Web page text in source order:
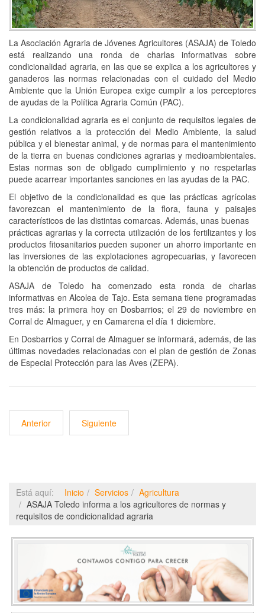
La Asociación Agraria de Jóvenes Agricultores (ASAJA) de Toledo
está realizando una ronda de charlas informativas sobre
condicionalidad agraria, en las que se explica a los agricultores y
ganaderos las normas relacionadas con el cuidado del Medio
Ambiente que la Unión Europea exige cumplir a los perceptores
de ayudas de la Política Agraria Común (PAC).
La condicionalidad agraria es el conjunto de requisitos legales de
gestión relativos a la protección del Medio Ambiente, la salud
pública y el bienestar animal, y de normas para el mantenimiento
de la tierra en buenas condiciones agrarias y medioambientales.
Estas normas son de obligado cumplimiento y no respetarlas
puede acarrear importantes sanciones en las ayudas de la PAC.
El objetivo de la condicionalidad es que las prácticas agrícolas
favorezcan el mantenimiento de la flora, fauna y paisajes
característicos de las distintas comarcas. Además, unas buenas
prácticas agrarias y la correcta utilización de los fertilizantes y los
productos fitosanitarios pueden suponer un ahorro importante en
las inversiones de las explotaciones agropecuarias, y favorecen
la obtención de productos de calidad.
ASAJA de Toledo ha comenzado esta ronda de charlas
informativas en Alcolea de Tajo. Esta semana tiene programadas
tres más: la primera hoy en Dosbarrios; el 29 de noviembre en
Corral de Almaguer, y en Camarena el día 1 diciembre.
En Dosbarrios y Corral de Almaguer se informará, además, de las
últimas novedades relacionadas con el plan de gestión de Zonas
de Especial Protección para las Aves (ZEPA).
Anterior Siguiente
Está aquí: Inicio Servicios
Agricultura
ASAJA Toledo informa a los agricultores de normas y
requisitos de condicionalidad agraria